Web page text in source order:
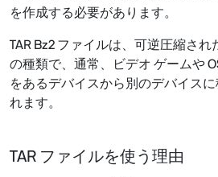
を作成する必要があります。
TAR Bz2 ファイルは、可逆圧縮さ
の種類で、通常、ビデオ ゲームや
をあるデバイスから別のデバイス
れます。
TAR ファイルを使う理由